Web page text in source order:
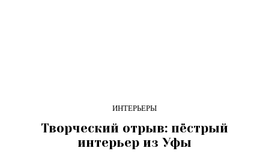
ИНТЕРЬЕРЫ
Творческий отрыв: пёстрый
интерьер из Уфы